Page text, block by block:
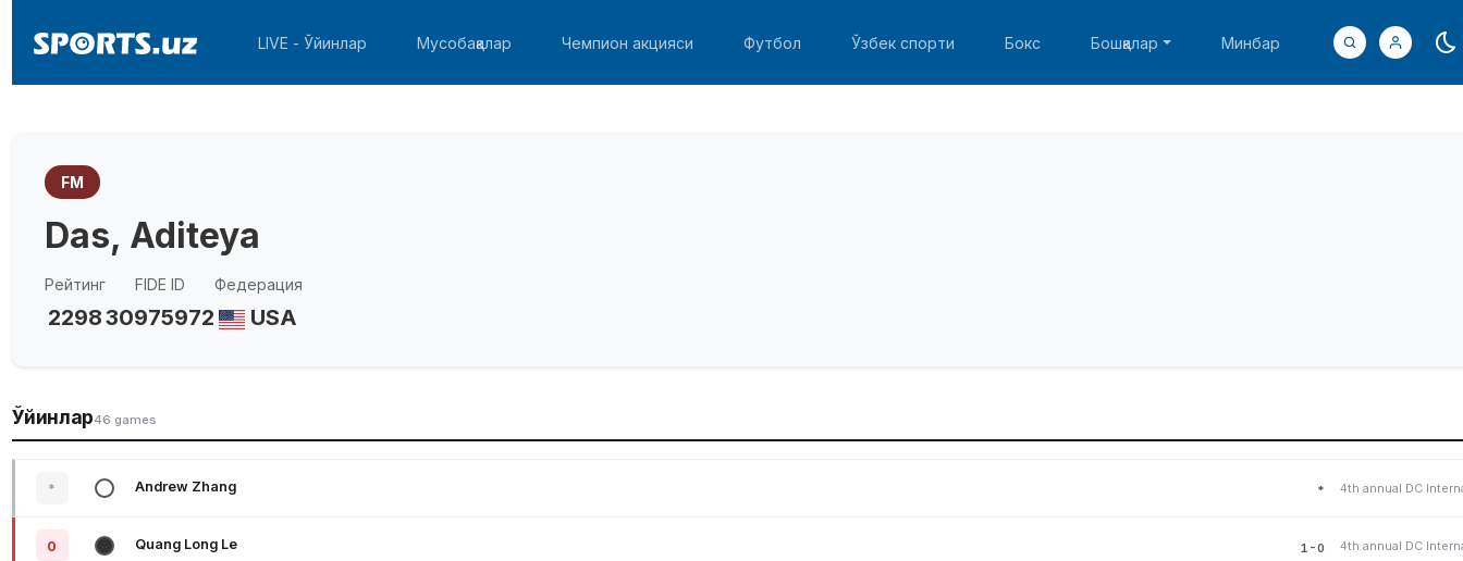
LIVE - Ўйинлар Мусобақалар Чемпион акцияси Футбол Ўзбек спорти Бокс Бошқалар Минбар
FM
Das, Aditeya
Рейтинг
2298
FIDE ID
30975972
Федерация
USA
Ўйинлар46 games
* Andrew Zhang * 4th annual DC
0 Quang Long Le 1-0 4th annual DC